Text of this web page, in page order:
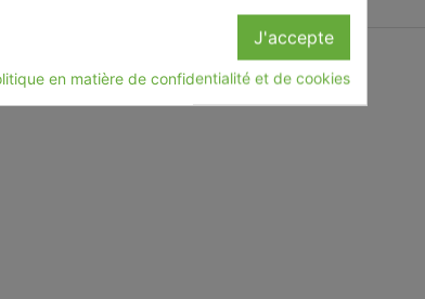
J'accepte
en matière de confidentialité et de cookies